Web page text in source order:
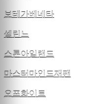
보테가베네타
셀린느
스톤아일랜드
마스터마인드재팬
오프화이트